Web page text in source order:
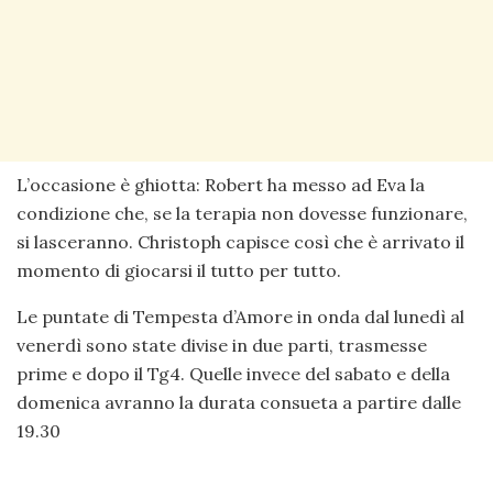
L’occasione è ghiotta: Robert ha messo ad Eva la
condizione che, se la terapia non dovesse funzionare,
si lasceranno. Christoph capisce così che è arrivato il
momento di giocarsi il tutto per tutto.
Le puntate di Tempesta d’Amore in onda dal lunedì al
venerdì sono state divise in due parti, trasmesse
prime e dopo il Tg4. Quelle invece del sabato e della
domenica avranno la durata consueta a partire dalle
19.30